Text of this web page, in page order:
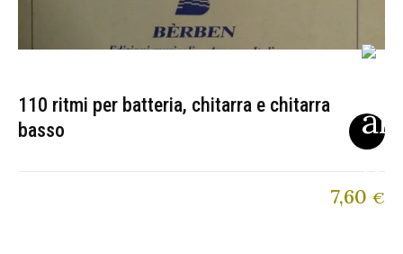
110 ritmi per batteria, chitarra e chitarra
basso
7,60 €